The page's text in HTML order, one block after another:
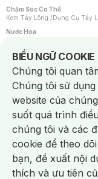
Chăm Sóc Cơ Thể
Kem Tẩy Lông /Dụng Cụ Tẩy
Nước Hoa
Nước Hoa Nữ
Chăm Sóc Cá Nhân
Chống Muỗi /Khẩu Trang /
Sản Phẩm Chăm Sóc Khác /
Hỗ Trợ Trắng Răng/Kem
Tăm / Chỉ Nha Khoa/ Xịt
Khăn Ướt Vệ Sinh Vùng Kín/
Máy Cạo Râu
Vấn Đề Về Da
Da Dầu / Lỗ Chân Lông To/
Da Nhạy Cảm / Kích Ứng
Da
Quầng Thâm & Bọng Mắt /Sẹo
Dụng Cụ / Phụ Kiện Chăm
Bông Tẩy Trang
Khăn Lau
Dụng Cụ Chăm Sóc Khác
BIỂU NGỮ COOKIE
Notice about cookies
Chúng tôi quan
Chúng tôi sử
website của
suốt quá trình
chúng tôi và các
cookie để theo
bạn, đề xuất nội
thích và ưu tiên